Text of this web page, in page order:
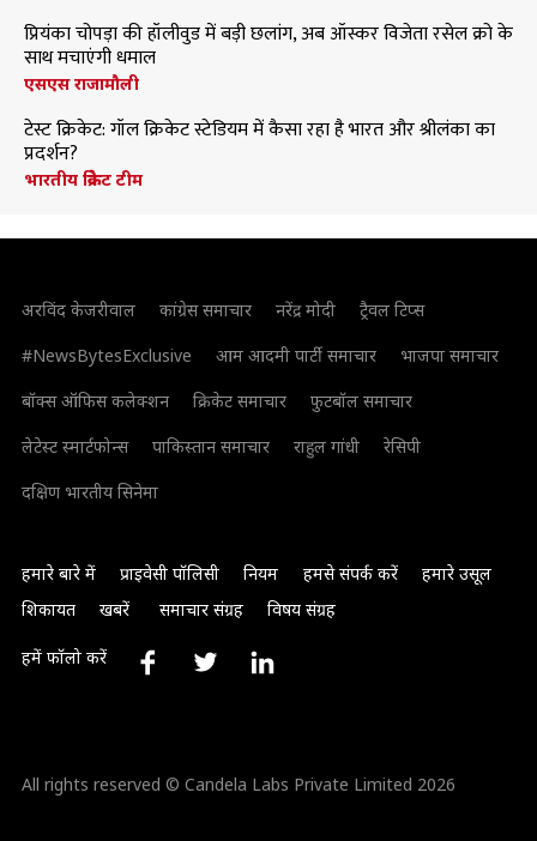
प्रियंका चोपड़ा की हॉलीवुड में बड़ी छलांग, अब ऑस्कर विजेता रसेल क्रो के
साथ मचाएंगी धमाल
एसएस राजामौली
टेस्ट क्रिकेट: गॉल क्रिकेट स्टेडियम में कैसा रहा है भारत और श्रीलंका का
प्रदर्शन?
भारतीय क्रिकेट टीम
अरविंद केजरीवाल कांग्रेस समाचार नरेंद्र मोदी
ट्रैवल टिप्स
#NewsBytesExclusive
आम आदमी पार्टी समाचार
भाजपा समाचार
बॉक्स ऑफिस कलेक्शन
क्रिकेट समाचार
फुटबॉल समाचार
लेटेस्ट स्मार्टफोन्स
पाकिस्तान समाचार राहुल गांधी
रेसिपी
दक्षिण भारतीय सिनेमा
हमारे बारे में प्राइवेसी पॉलिसी नियम हमसे संपर्क करें
हमारे उसूल
शिकायत
खबरें समाचार संग्रह विषय संग्रह
हमें फॉलो करें
All rights reserved © Candela Labs Private Limited 2026